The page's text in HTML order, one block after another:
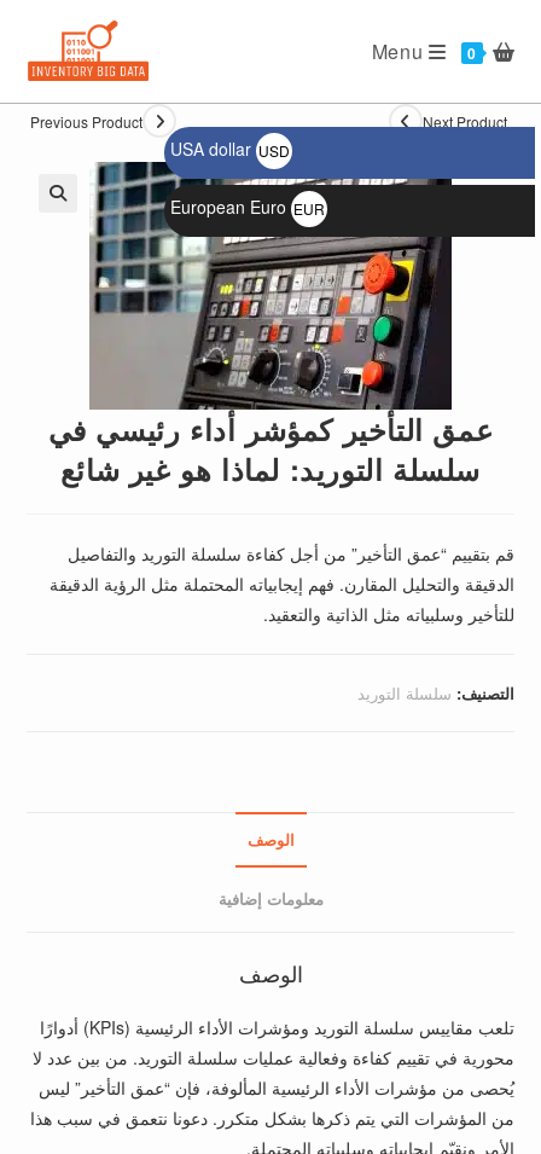
0
Menu
Previous Product Next Product
عمق التأخير كمؤشر أداء رئيسي في
سلسلة التوريد: لماذا هو غير شائع
قم بتقييم “عمق التأخير” من أجل كفاءة سلسلة التوريد والتفاصيل
الدقيقة والتحليل المقارن. فهم إيجابياته المحتملة مثل الرؤية الدقيقة
للتأخير وسلبياته مثل الذاتية والتعقيد.
التصنيف: سلسلة التوريد
الوصف
معلومات إضافية
الوصف
تلعب مقاييس سلسلة التوريد ومؤشرات الأداء الرئيسية (KPIs) أدوارًا
محورية في تقييم كفاءة وفعالية عمليات سلسلة التوريد. من بين عدد لا
يُحصى من مؤشرات الأداء الرئيسية المألوفة، فإن “عمق التأخير” ليس
من المؤشرات التي يتم ذكرها بشكل متكرر. دعونا نتعمق في سبب هذا
الأمر ونقيّم إيجابياته وسلبياته المحتملة.
USD
$
EUR
€